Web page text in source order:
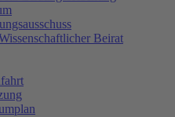
Beirat